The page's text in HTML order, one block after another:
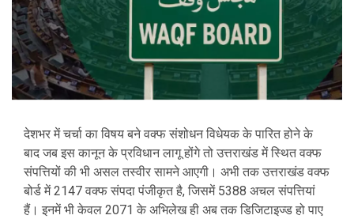
देशभर में चर्चा का विषय बने वक्फ संशोधन विधेयक के पारित होने के
बाद जब इस कानून के प्रविधान लागू होंगे तो उत्तराखंड में स्थित वक्फ
संपत्तियों की भी असल तस्वीर सामने आएगी। अभी तक उत्तराखंड वक्फ
बोर्ड में 2147 वक्फ संपदा पंजीकृत है, जिसमें 5388 अचल संपत्तियां
हैं। इनमें भी केवल 2071 के अभिलेख ही अब तक डिजिटाइज्ड हो पाए